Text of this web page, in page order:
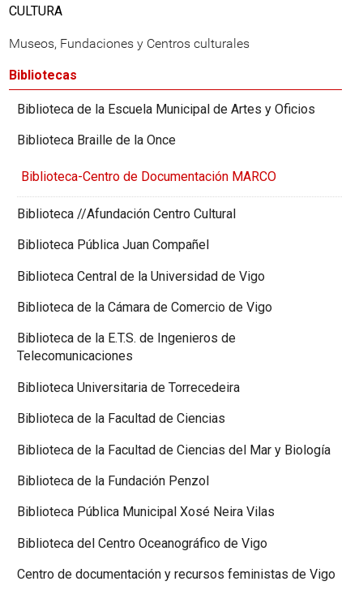
CULTURA
Museos, Fundaciones y Centros culturales
Bibliotecas
Biblioteca de la Escuela Municipal de Artes y Oficios
Biblioteca Braille de la Once
Biblioteca-Centro de Documentación MARCO
Biblioteca //Afundación Centro Cultural
Biblioteca Pública Juan Compañel
Biblioteca Central de la Universidad de Vigo
Biblioteca de la Cámara de Comercio de Vigo
Biblioteca de la E.T.S. de Ingenieros de
Telecomunicaciones
Biblioteca Universitaria de Torrecedeira
Biblioteca de la Facultad de Ciencias
Biblioteca de la Facultad de Ciencias del Mar y Biología
Biblioteca de la Fundación Penzol
Biblioteca Pública Municipal Xosé Neira Vilas
Biblioteca del Centro Oceanográfico de Vigo
Centro de documentación y recursos feministas de Vigo